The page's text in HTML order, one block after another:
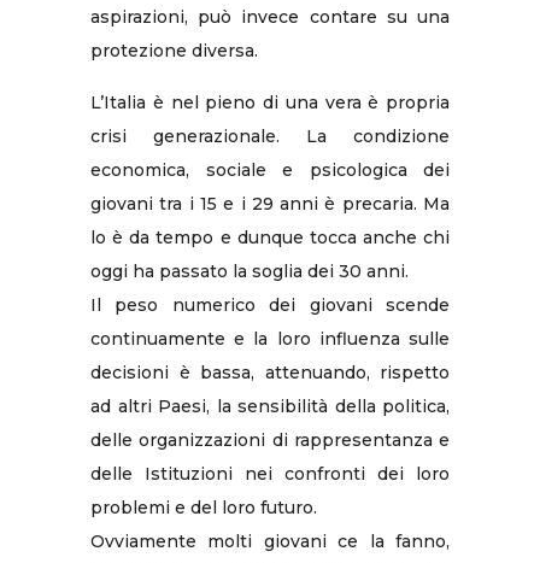
aspirazioni, può invece contare su una
protezione diversa.
L’Italia è nel pieno di una vera è propria
crisi generazionale. La condizione
economica, sociale e psicologica dei
giovani tra i 15 e i 29 anni è precaria. Ma
lo è da tempo e dunque tocca anche chi
oggi ha passato la soglia dei 30 anni.
Il peso numerico dei giovani scende
continuamente e la loro influenza sulle
decisioni è bassa, attenuando, rispetto
ad altri Paesi, la sensibilità della politica,
delle organizzazioni di rappresentanza e
delle Istituzioni nei confronti dei loro
problemi e del loro futuro.
Ovviamente molti giovani ce la fanno,